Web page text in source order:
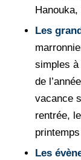
Hanouka,
Les
simples
de
vacance
rentrée,
Les